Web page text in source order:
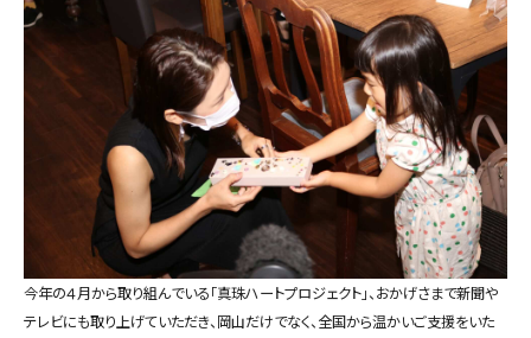
今年の４月から取り組んでいる「真珠ハートプロジェクト」、おかげさまで新聞や
テレビにも取り上げていただき、岡山だけでなく、全国から温かいご支援をいた